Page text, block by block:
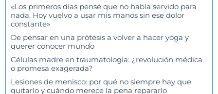
«Los primeros días pensé que no había servido para
nada. Hoy vuelvo a usar mis manos sin ese dolor
constante»
De pensar en una prótesis a volver a hacer yoga y
querer conocer mundo
Células madre en traumatología: ¿revolución médica
o promesa exagerada?
Lesiones de menisco: por qué no siempre hay que
quitarlo y cuándo merece la pena repararlo